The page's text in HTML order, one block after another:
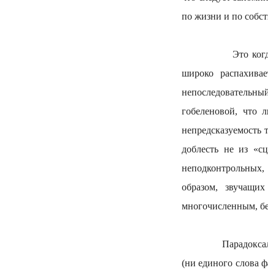
по жизни и по
Это когда
широко
гобеленовой, что
непредсказуемость
доблесть не из
образом,
многочисленным,
(ни единого слова